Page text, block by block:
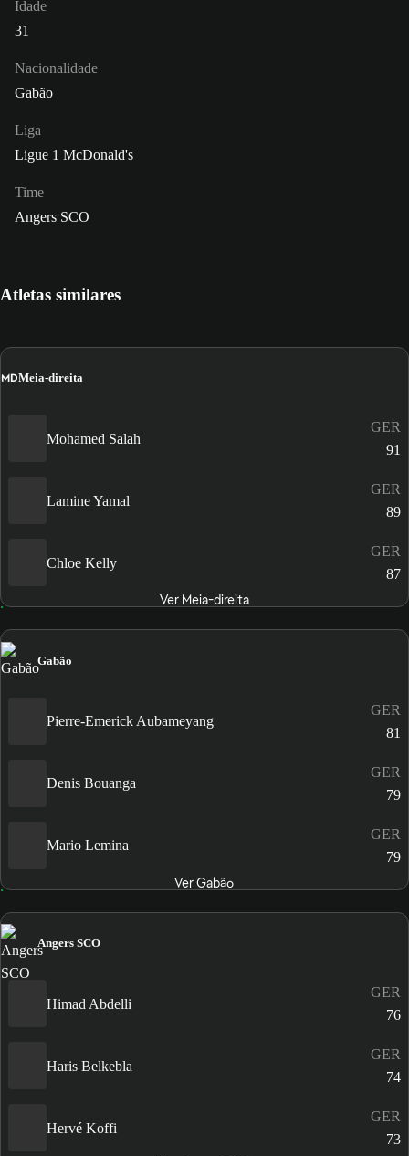
Idade
31
Nacionalidade
Gabão
Liga
Ligue 1 McDonald's
Time
Angers SCO
Atletas similares
MDMeia-direita
Mohamed Salah
GER
91
Lamine Yamal
GER
89
Chloe Kelly
GER
87
Ver Meia-direita
Gabão
Pierre-Emerick Aubameyang
GER
81
Denis Bouanga
GER
79
Mario Lemina
GER
79
Ver Gabão
Angers SCO
Himad Abdelli
GER
76
Haris Belkebla
GER
74
Hervé Koffi
GER
73